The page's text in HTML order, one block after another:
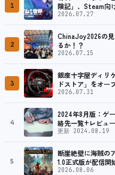
1
険記」、Steam向
2026.07.27
2
ChinaJoy2026の
るか！？
2026.07.15
3
銀座十字屋ディリ
ドストア」をオー
ング／フライトシ
2026.07.31
4
2024年8月版：ゲ
絡先一覧+レビュ
更新 2024.08.19
5
断崖絶壁に海賊の
1.0正式版が配信開
2026.08.06